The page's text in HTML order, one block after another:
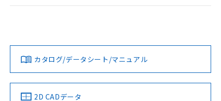
ログイン/会員登録
ダウンロードデータをご利用いただく前に、以下を必ずお読
みください。
ソフトウェアの使用条件
EU RoHS 注意事項・凡例
対応済み
中国 RoHS 注意事項・凡例
カタログ/データシート/マニュアル
2D CADデータ